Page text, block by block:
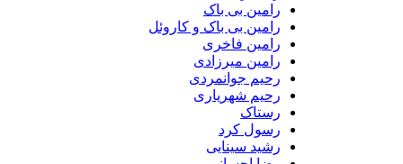
رامین بی باک
رامین بی باک و کاروئل
رامین فاخری
رامین میرزادی
رحیم جوانمردی
رحیم شهریاری
رستاک
رسول کرد
رشید سینایی